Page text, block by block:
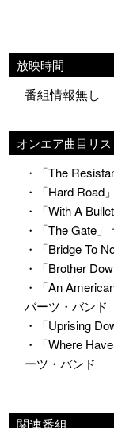
放映時間
番組情報無し
オンエア曲目リス
・「The
・「Hard Road
・「With A
・「The Gate
・「Bridge To
・「Brother
・「An
バーツ・バンド
・「Uprising
・「Where
ーツ・バンド